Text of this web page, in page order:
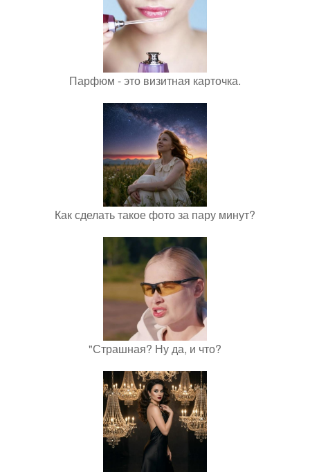
Парфюм - это визитная карточка.
Как сделать такое фото за пару минут?
"Страшная? Ну да, и что?